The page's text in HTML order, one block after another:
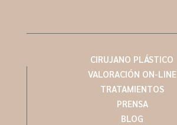
CIRUJANO PLÁSTICO
VALORACIÓN ON-LINE
TRATAMIENTOS
PRENSA
BLOG